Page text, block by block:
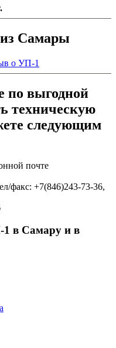
Самары
о УП-1
по выгодной
техническую
следующим
почте
факс: +7(846)243-73-36,
1 в Самару и в